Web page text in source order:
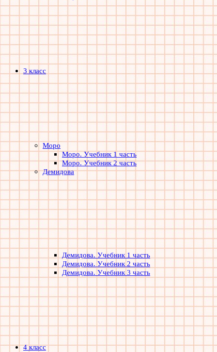
3 класс
Моро
Моро. Учебник 1 часть
Моро. Учебник 2 часть
Демидова
Демидова. Учебник 1 часть
Демидова. Учебник 2 часть
Демидова. Учебник 3 часть
4 класс